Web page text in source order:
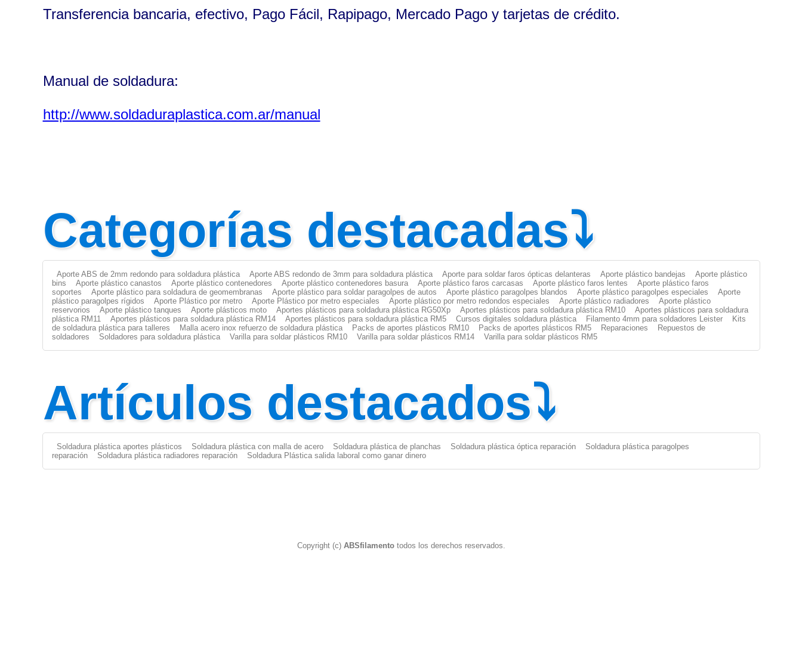
Transferencia bancaria, efectivo, Pago Fácil, Rapipago, Mercado Pago y tarjetas de crédito.
Manual de soldadura:
http://www.soldaduraplastica.com.ar/manual
Categorías destacadas⤵
Aporte ABS de 2mm redondo para soldadura plástica Aporte ABS redondo de 3mm para soldadura plástica Aporte para soldar faros ópticas delanteras Aporte plástico bandejas
Aporte plástico
bins
Aporte plástico canastos Aporte plástico contenedores Aporte plástico contenedores basura Aporte plástico faros carcasas Aporte plástico faros lentes
Aporte plástico faros
soportes
Aporte plástico para soldadura de geomembranas Aporte plástico para soldar paragolpes de autos Aporte plástico paragolpes blandos Aporte plástico paragolpes especiales
Aporte
plástico paragolpes rígidos
Aporte Plástico por metro Aporte Plástico por metro especiales Aporte plástico por metro redondos especiales Aporte plástico radiadores
Aporte plástico
reservorios
Aporte plástico tanques Aporte plásticos moto Aportes plásticos para soldadura plástica RG50Xp Aportes plásticos para soldadura plástica RM10
Aportes plásticos para soldadura
plástica RM11
Aportes plásticos para soldadura plástica RM14 Aportes plásticos para soldadura plástica RM5 Cursos digitales soldadura plástica Filamento 4mm para soldadores Leister
Kits
de soldadura plástica para talleres
Malla acero inox refuerzo de soldadura plástica Packs de aportes plásticos RM10 Packs de aportes plásticos RM5 Reparaciones
Repuestos de
soldadores
Soldadores para soldadura plástica Varilla para soldar plásticos RM10 Varilla para soldar plásticos RM14 Varilla para soldar plásticos RM5
Artículos destacados⤵
Soldadura plástica aportes plásticos Soldadura plástica con malla de acero Soldadura plástica de planchas Soldadura plástica óptica reparación
Soldadura plástica paragolpes
reparación
Soldadura plástica radiadores reparación Soldadura Plástica salida laboral como ganar dinero
Copyright (c) ABSfilamentotodos los derechos reservados.